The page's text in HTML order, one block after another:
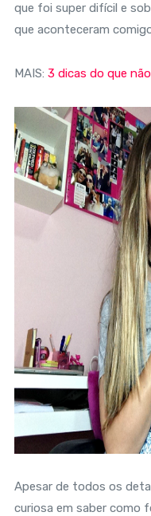
que foi super difícil e
que aconteceram
MAIS: 3 dicas do que
Apesar de todos os
curiosa em saber como